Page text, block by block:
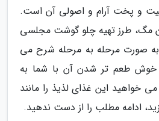
و پخت آرام و اصولی آن است.
مگ، طرز تهیه چلو گوشت مجلسی
به صورت مرحله به مرحله شرح می
خوش طعم تر شدن آن با شما به
خواهید این غذای لذیذ را مانند
ادامه مطلب را از دست ندهید.